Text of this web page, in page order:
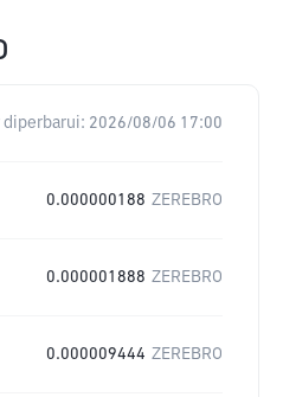
diperbarui: 2026/08/06 17:00
0.000000188 ZEREBRO
0.000001888 ZEREBRO
0.000009444 ZEREBRO